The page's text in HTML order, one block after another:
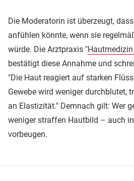
Die Moderatorin ist überzeugt,
anfühlen könnte, wenn sie
würde. Die Arztpraxis "
bestätigt diese Annahme und
"Die Haut reagiert auf starken
Gewebe wird weniger durchblutet,
an Elastizität." Demnach gilt: Wer
weniger straffen Hautbild – auch
vorbeugen.